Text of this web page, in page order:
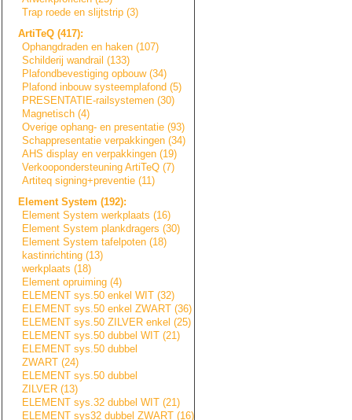
Trap roede en slijtstrip (3)
ArtiTeQ (417):
Ophangdraden en haken (107)
Schilderij wandrail (133)
Plafondbevestiging opbouw (34)
Plafond inbouw systeemplafond (5)
PRESENTATIE-rail systemen (30)
Magnetisch (4)
Overige ophang- en presentatie (93)
Schappresentatie verpakkingen (34)
AHS display en verpakkingen (19)
Verkoopondersteuning ArtiTeQ (7)
Artiteq signing+preventie (11)
Element System (192):
Element System werkplaats (16)
Element System plankdragers (30)
Element System tafelpoten (18)
kastinrichting (13)
werkplaats (18)
Element opruiming (4)
ELEMENT sys.50 enkel WIT (32)
ELEMENT sys.50 enkel ZWART (36)
ELEMENT sys.50 ZILVER enkel (25)
ELEMENT sys.50 dubbel WIT (21)
ELEMENT sys.50 dubbel
ZWART (24)
ELEMENT sys.50 dubbel
ZILVER (13)
ELEMENT sys.32 dubbel WIT (21)
ELEMENT sys32 dubbel ZWART (16)